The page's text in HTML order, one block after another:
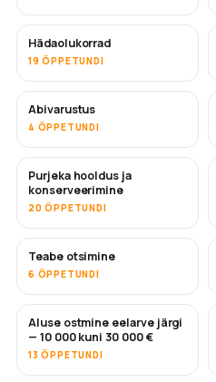
Hädaolukorrad
19 ÕPPETUNDI
Abivarustus
4 ÕPPETUNDI
Purjeka hooldus ja
konserveerimine
20 ÕPPETUNDI
Teabe otsimine
6 ÕPPETUNDI
TULEMAS
Aluse ostmine eelarve järgi
— 10 000 kuni 30 000 €
13 ÕPPETUNDI